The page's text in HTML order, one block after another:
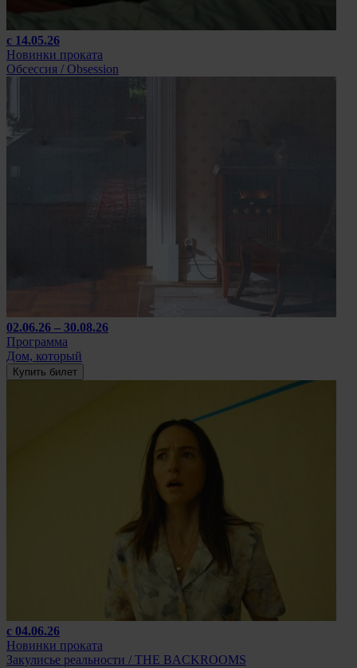
с 14.05.26
Новинки проката
Обсессия / Obsession
02.06.26 – 30.08.26
Программа
Дом, который
Купить билет
с 04.06.26
Новинки проката
Закулисье реальности / THE BACKROOMS